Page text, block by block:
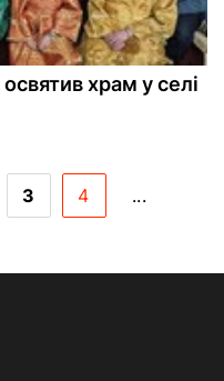
храм у селі
3 4 ...